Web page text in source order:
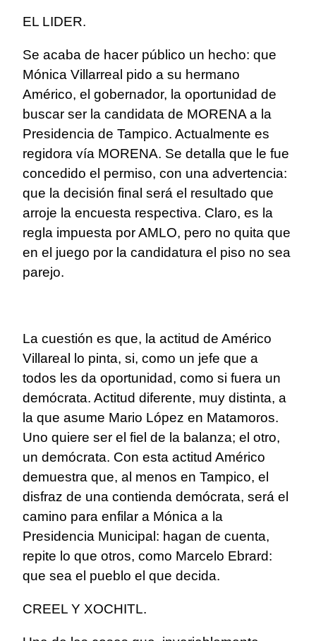
EL LIDER.
Se acaba de hacer público un hecho: que
Mónica Villarreal pido a su hermano
Américo, el gobernador, la oportunidad de
buscar ser la candidata de MORENA a la
Presidencia de Tampico. Actualmente es
regidora vía MORENA. Se detalla que le fue
concedido el permiso, con una advertencia:
que la decisión final será el resultado que
arroje la encuesta respectiva. Claro, es la
regla impuesta por AMLO, pero no quita que
en el juego por la candidatura el piso no sea
parejo.
La cuestión es que, la actitud de Américo
Villareal lo pinta, si, como un jefe que a
todos les da oportunidad, como si fuera un
demócrata. Actitud diferente, muy distinta, a
la que asume Mario López en Matamoros.
Uno quiere ser el fiel de la balanza; el otro,
un demócrata. Con esta actitud Américo
demuestra que, al menos en Tampico, el
disfraz de una contienda demócrata, será el
camino para enfilar a Mónica a la
Presidencia Municipal: hagan de cuenta,
repite lo que otros, como Marcelo Ebrard:
que sea el pueblo el que decida.
CREEL Y XOCHITL.